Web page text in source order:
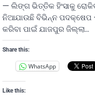
— ଲିଙ୍ଗ ଭିତ୍ତିକ ହିଂସାକୁ
ନିଆଯାଉଛି ବିଭିନ୍ନ ପଦକ୍ଷେପ
କରିବା ପାଇଁ ଯାଜପୁର ଜିଲ୍ଲା…
Share this:
WhatsApp
Like this: